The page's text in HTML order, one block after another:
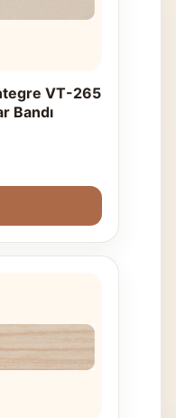
VT-265
Bandı